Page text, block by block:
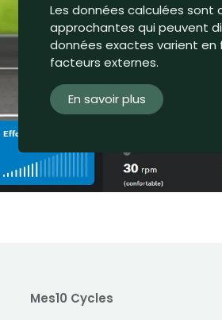
Les données calculées
approchantes qui peuvent
données exactes varient en
facteurs externes.
En savoir plus
Mes10 Cycles